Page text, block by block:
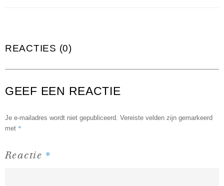
REACTIES (0)
GEEF EEN REACTIE
Je e-mailadres wordt niet gepubliceerd. Vereiste velden zijn gemarkeerd
met *
Reactie *